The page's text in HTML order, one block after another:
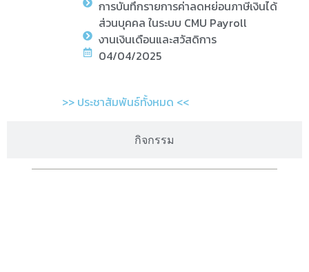
กิจกรรม
การบันทึกรายการค่าลดหย่อนภาษีเงินได้
ส่วนบุคคล ในระบบ CMU Payroll
งานเงินเดือนและสวัสดิการ
04/04/2025
>> ประชาสัมพันธ์ทั้งหมด <<